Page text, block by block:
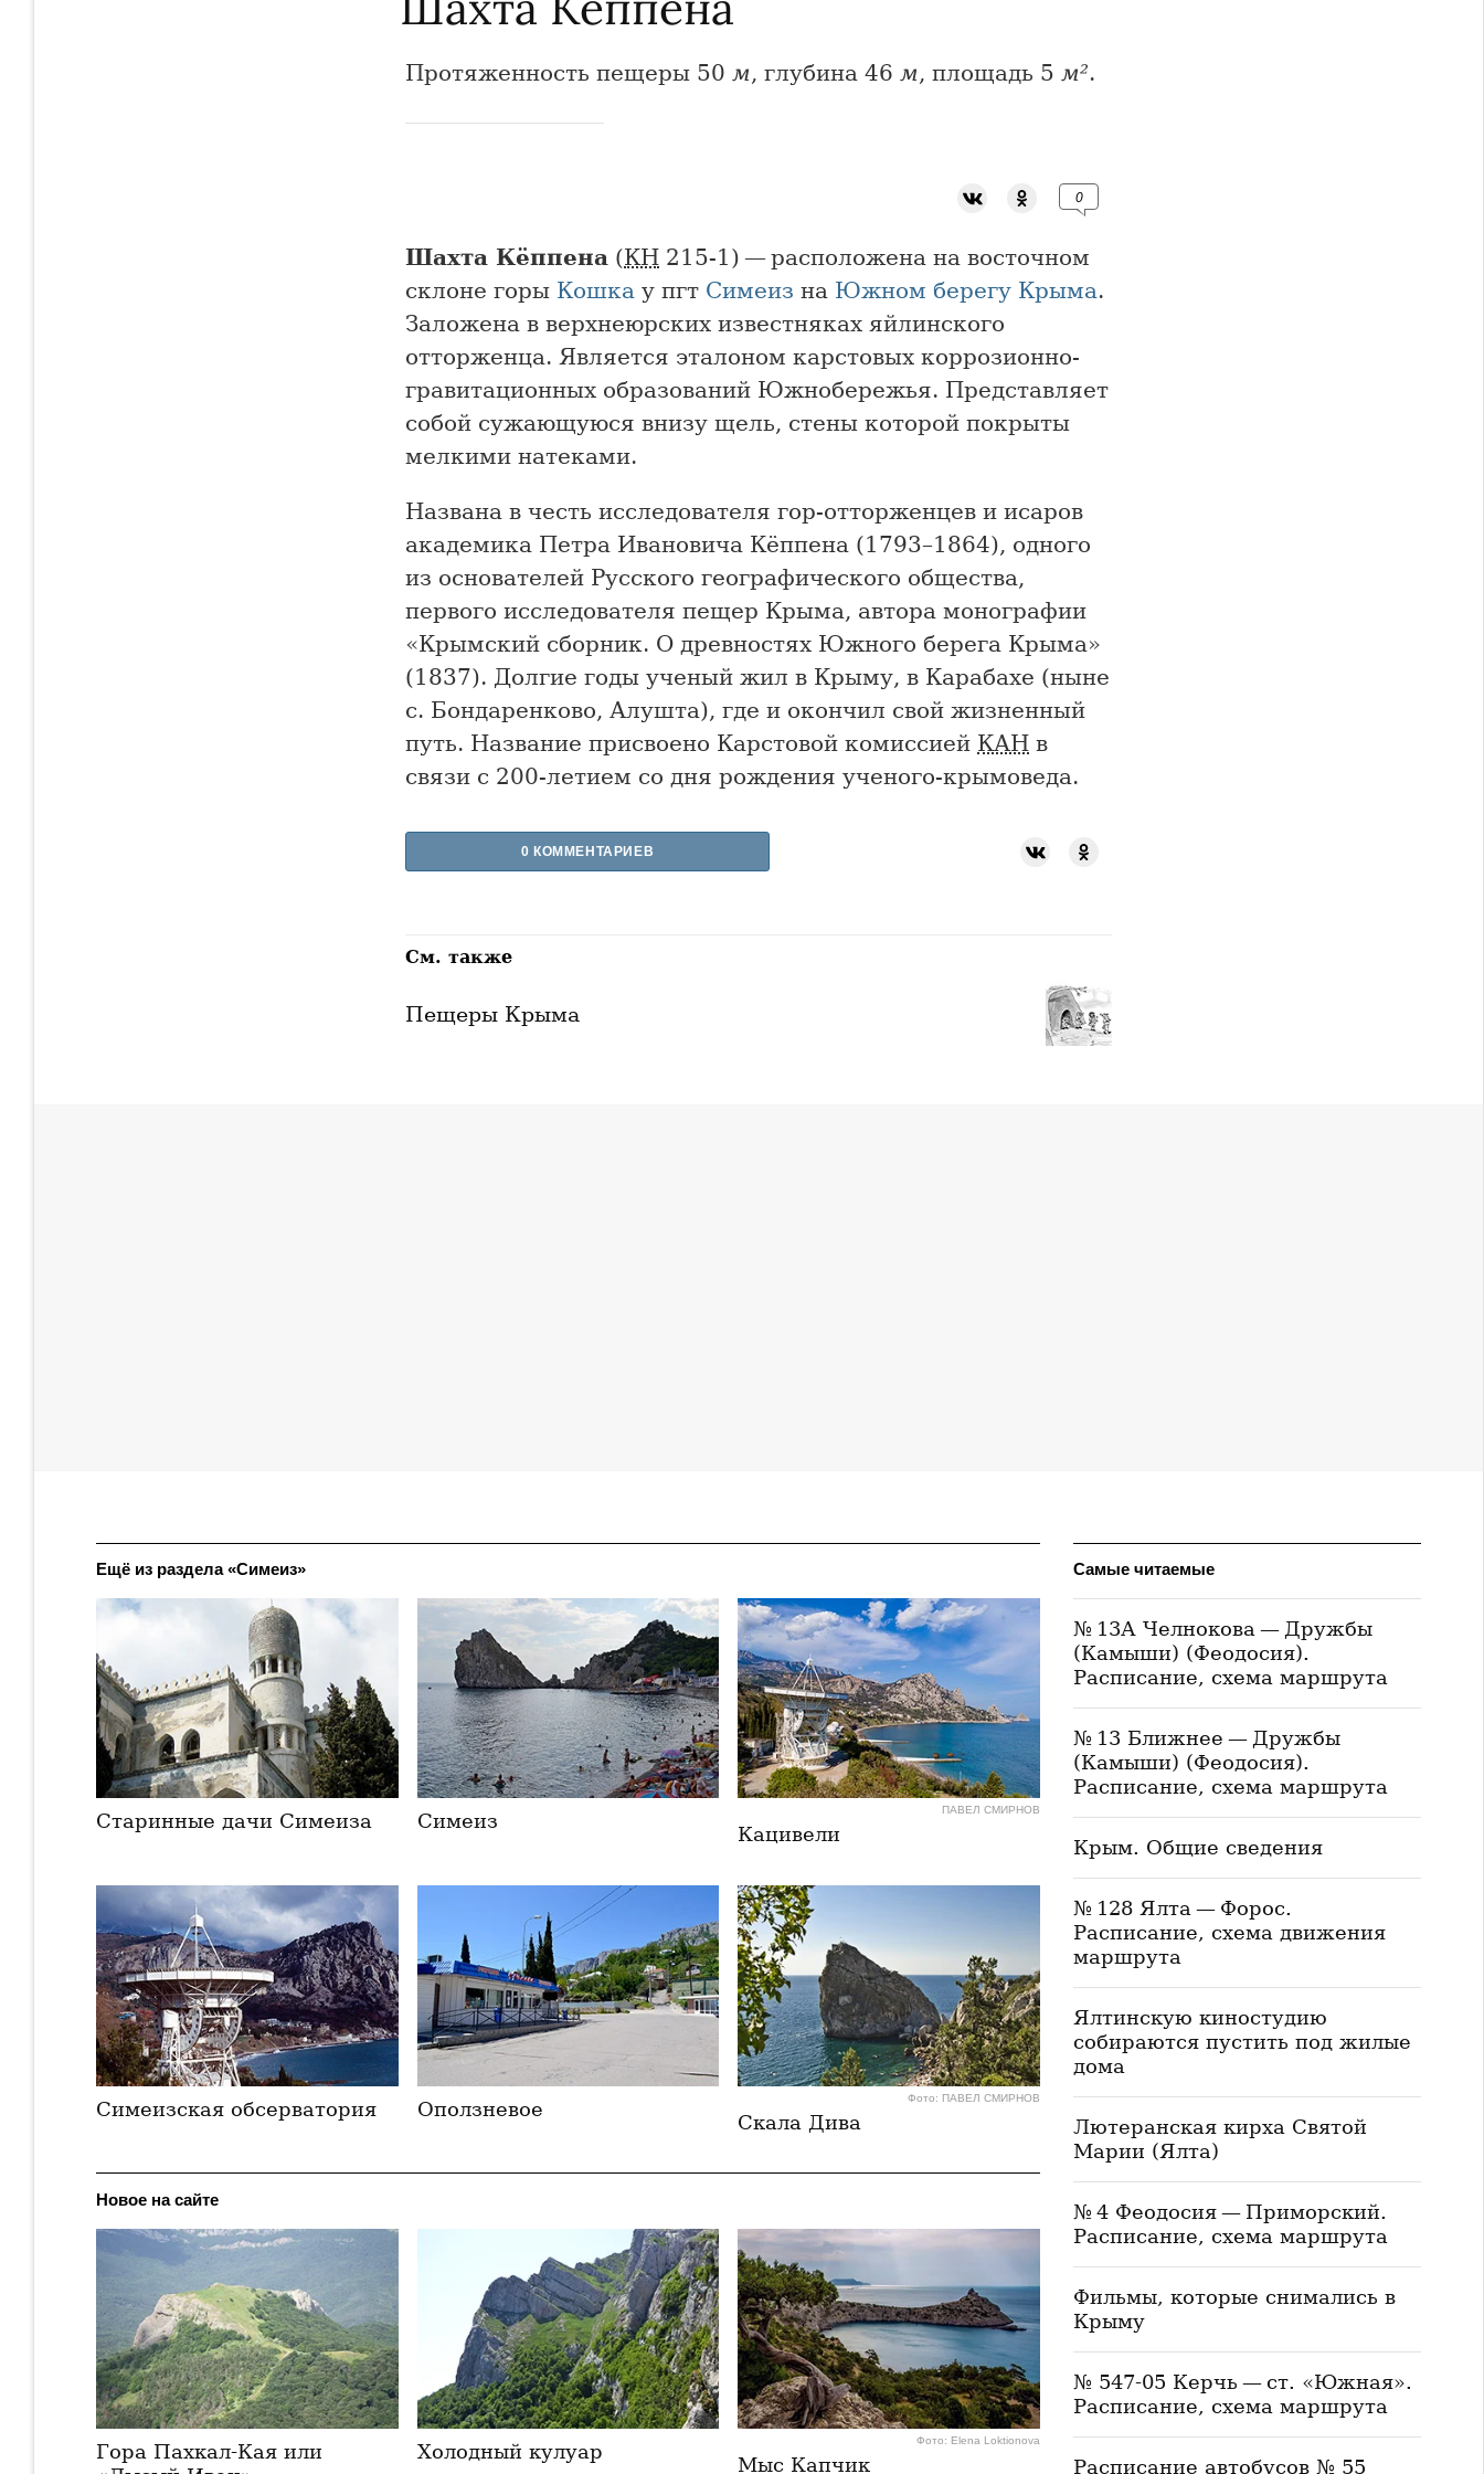
Протяженность пещеры 50 м, глубина 46 м, площадь 5 м².
0
Шахта Кёппена (КН 215-1) — расположена на восточном
склоне горы Кошка у пгт Симеиз на Южном берегу Крыма.
Заложена в верхнеюрских известняках яйлинского
отторженца. Является эталоном карстовых коррозионно-
гравитационных образований Южнобережья. Представляет
собой сужающуюся внизу щель, стены которой покрыты
мелкими натеками.
Названа в честь исследователя гор-отторженцев и исаров
академика Петра Ивановича Кёппена (1793–1864), одного
из основателей Русского географического общества,
первого исследователя пещер Крыма, автора монографии
«Крымский сборник. О древностях Южного берега Крыма»
(1837). Долгие годы ученый жил в Крыму, в Карабахе (ныне
с. Бондаренково, Алушта), где и окончил свой жизненный
путь. Название присвоено Карстовой комиссией КАН в
связи с 200-летием со дня рождения ученого-крымоведа.
0 КОММЕНТАРИЕВ
См. также
Пещеры Крыма
Ещё из раздела «Симеиз»
Старинные дачи Симеиза Симеиз ПАВЕЛ СМИРНОВ
Кацивели
Симеизская обсерватория Оползневое Фото: ПАВЕЛ СМИРНОВ
Скала Дива
Новое на сайте
Гора Пахкал-Кая или
Холодный кулуар Фото: Elena Loktionova
Мыс Капчик
Самые читаемые
№ 13А Челнокова — Дружбы
(Камыши) (Феодосия).
Расписание, схема маршрута
№ 13 Ближнее — Дружбы
(Камыши) (Феодосия).
Расписание, схема маршрута
Крым. Общие сведения
№ 128 Ялта — Форос.
Расписание, схема движения
маршрута
Ялтинскую киностудию
собираются пустить под жилые
дома
Лютеранская кирха Святой
Марии (Ялта)
№ 4 Феодосия — Приморский.
Расписание, схема маршрута
Фильмы, которые снимались в
Крыму
№ 547-05 Керчь — ст. «Южная».
Расписание, схема маршрута
Расписание автобусов № 55